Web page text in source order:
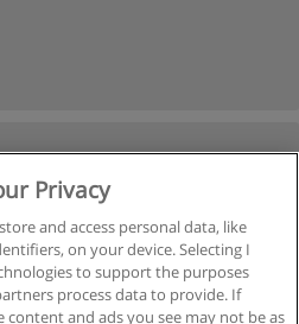
Privacy
and access personal data, like
on your device. Selecting I
to support the purposes
process data to provide. If
content and ads you see may not be as